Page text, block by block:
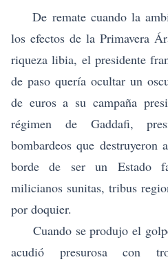
De remate cuando la
los efectos de la Primavera
riqueza libia, el presidente
de paso quería ocultar un
de euros a su campaña
régimen de Gaddafi,
bombardeos que
borde de ser un Estado
milicianos sunitas, tribus
por doquier.
Cuando se produjo el
acudió presurosa con